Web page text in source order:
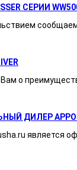
СЕРИИ
сообщаем
о
ДИЛЕР
является